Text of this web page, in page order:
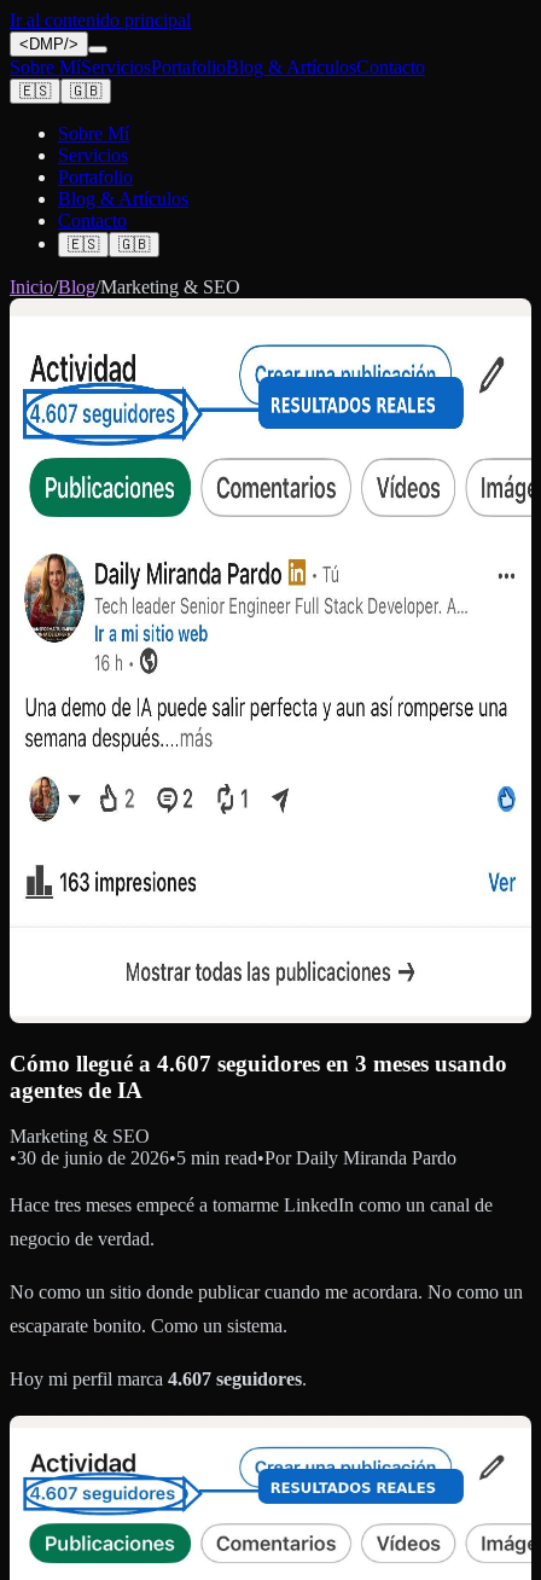
Ir al contenido principal
< DMP/>
Sobre MíServiciosPortafolioBlog & ArtículosContacto
🇪🇸 🇬🇧
Sobre Mí
Servicios
Portafolio
Blog & Artículos
Contacto
🇪🇸 🇬🇧
Inicio/Blog/Marketing & SEO
Cómo llegué a 4.607 seguidores en 3 meses usando
agentes de IA
Marketing & SEO
•30 de junio de 2026•5 min read•Por Daily Miranda Pardo
Hace tres meses empecé a tomarme LinkedIn como un canal de
negocio de verdad.
No como un sitio donde publicar cuando me acordara. No como un
escaparate bonito. Como un sistema.
Hoy mi perfil marca 4.607 seguidores.